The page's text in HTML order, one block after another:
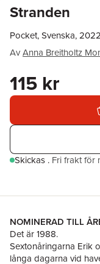
Stranden
Pocket, Svenska, 2022
AvAnna Breitholtz
115 kr
Skickas . Fri frakt för
NOMINERAD TILL
Det är 1988.
Sextonåringarna Erik
långa dagarna vid